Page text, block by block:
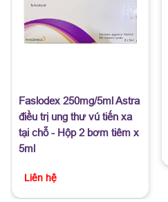
Faslodex 250mg/5ml Astra
điều trị ung thư vú tiến xa
tại chỗ - Hộp 2 bơm tiêm x
5ml
Liên hệ